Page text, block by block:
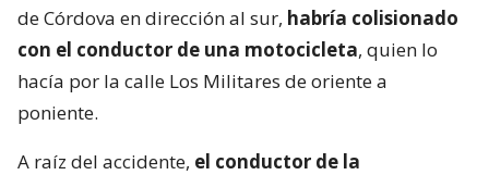
de Córdova en dirección al sur, habría colisionado
con el conductor de una motocicleta, quien lo
hacía por la calle Los Militares de oriente a
poniente.
A raíz del accidente, el conductor de la